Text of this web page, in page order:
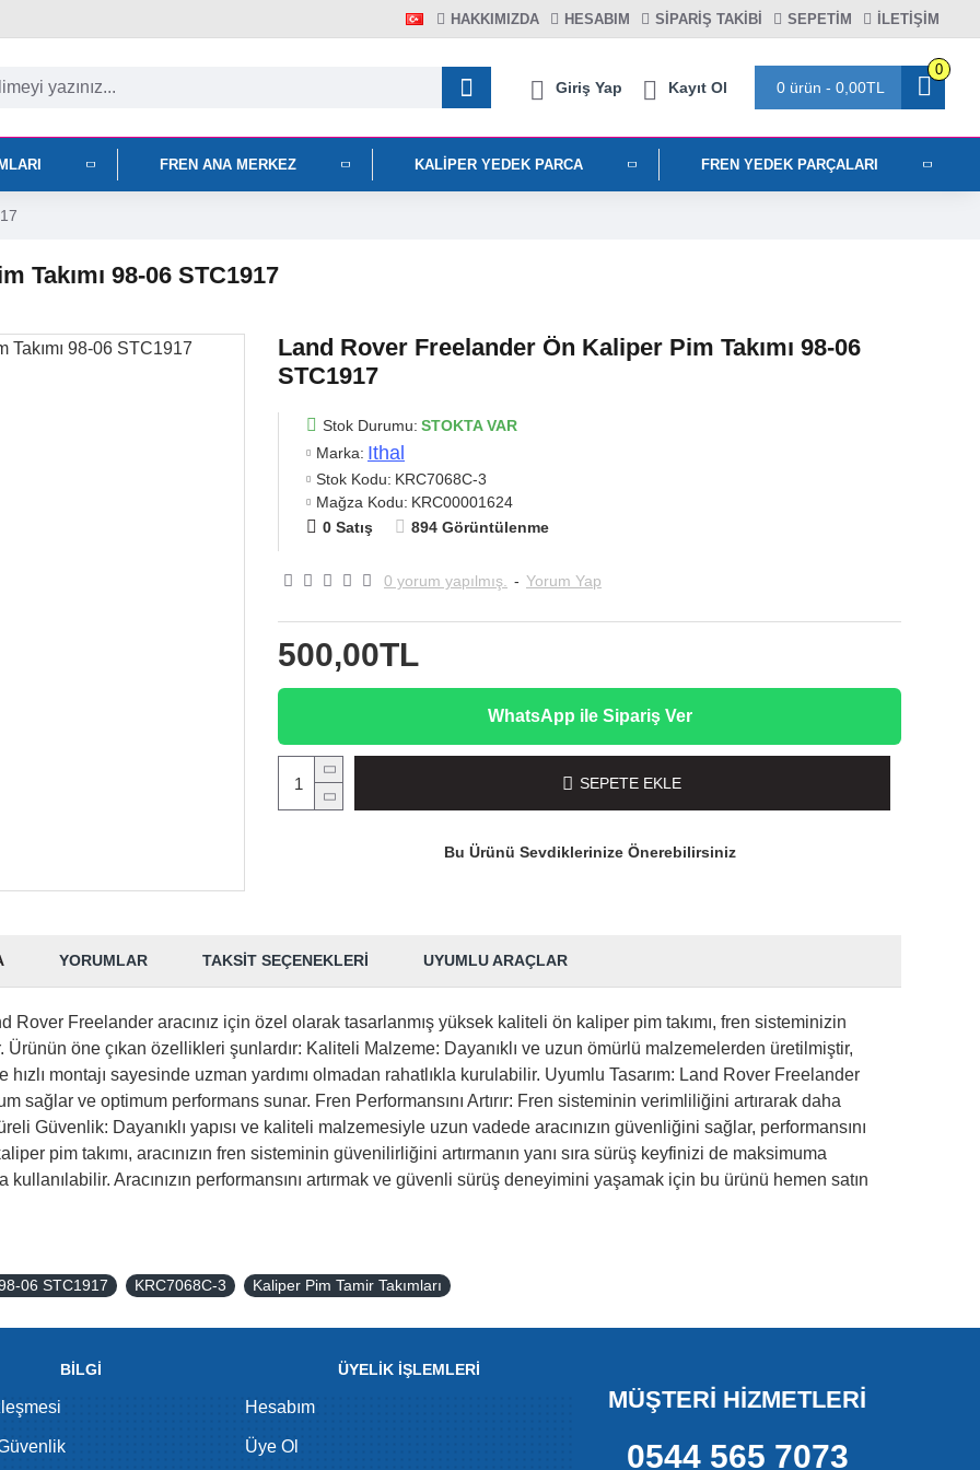
HAKKIMIZDA HESABIM SIPARIŞ TAKIBI SEPETIM İLETİŞİM
Giriş Yap Kayıt Ol 0 ürün - 0,00TL
0
FREN ANA MERKEZ KALIPER YEDEK PARCA FREN YEDEK PARÇALARI
Takımı 98-06 STC1917
Land Rover Freelander Ön Kaliper Pim Takımı 98-06
STC1917
Stok Durumu: STOKTA VAR
Marka: Ithal
Stok Kodu: KRC7068C-3
Mağza Kodu: KRC00001624
0 Satış
894 Görüntülenme
0 yorum yapılmış. - Yorum Yap
500,00TL
WhatsApp ile Sipariş Ver
SEPETE EKLE
Bu Ürünü Sevdiklerinize Önerebilirsiniz
YORUMLAR TAKSIT SEÇENEKLERI UYUMLU ARAÇLAR
Rover Freelander aracınız için özel olarak tasarlanmış yüksek kaliteli ön kaliper pim takımı, fren sisteminizin
Ürünün öne çıkan özellikleri şunlardır: Kaliteli Malzeme: Dayanıklı ve uzun ömürlü malzemelerden üretilmiştir,
montajı sayesinde uzman yardımı olmadan rahatlıkla kurulabilir. Uyumlu Tasarım: Land Rover Freelander
sağlar ve optimum performans sunar. Fren Performansını Artırır: Fren sisteminin verimliliğini artırarak daha
Güvenlik: Dayanıklı yapısı ve kaliteli malzemesiyle uzun vadede aracınızın güvenliğini sağlar, performansını
pim takımı, aracınızın fren sisteminin güvenilirliğini artırmanın yanı sıra sürüş keyfinizi de maksimuma
kullanılabilir. Aracınızın performansını artırmak ve güvenli sürüş deneyimini yaşamak için bu ürünü hemen satın
06 STC1917 KRC7068C-3 Kaliper Pim Tamir Takımları
BİLGİ ÜYELİK İŞLEMLERİ
Hesabım
Üye Ol
MÜŞTERİ HİZMETLERİ
0544 565 7073